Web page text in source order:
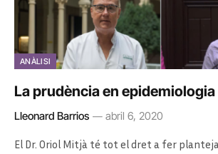
ANÀLISI
La prudència en epidemiologia
Lleonard Barrios abril 6, 2020
El Dr. Oriol Mitjà té tot el dret a fer